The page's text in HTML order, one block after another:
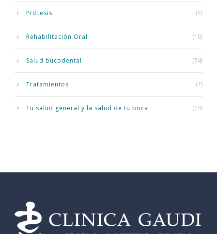
Prótesis (5)
Rehabilitación Oral (10)
Salud bucodental (74)
Tratamientos (7)
Tu salud general y la salud de tu boca (74)